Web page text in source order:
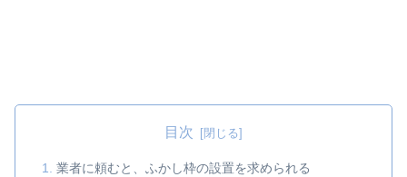
目次
業者に頼むと、ふかし枠の設置を求められる